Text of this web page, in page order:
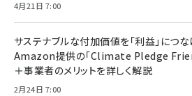
4月21日 7:00
サステナブルな付加価値を「利益」につ
Amazon提供の「Climate Pledge
＋事業者のメリットを詳しく解説
2月24日 7:00